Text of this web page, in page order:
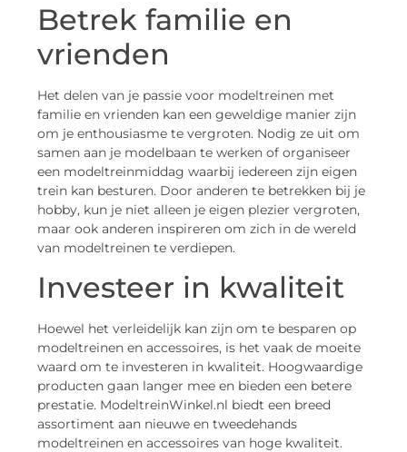
Betrek familie en
vrienden
Het delen van je passie voor modeltreinen met
familie en vrienden kan een geweldige manier zijn
om je enthousiasme te vergroten. Nodig ze uit om
samen aan je modelbaan te werken of organiseer
een modeltreinmiddag waarbij iedereen zijn eigen
trein kan besturen. Door anderen te betrekken bij je
hobby, kun je niet alleen je eigen plezier vergroten,
maar ook anderen inspireren om zich in de wereld
van modeltreinen te verdiepen.
Investeer in kwaliteit
Hoewel het verleidelijk kan zijn om te besparen op
modeltreinen en accessoires, is het vaak de moeite
waard om te investeren in kwaliteit. Hoogwaardige
producten gaan langer mee en bieden een betere
prestatie. ModeltreinWinkel.nl biedt een breed
assortiment aan nieuwe en tweedehands
modeltreinen en accessoires van hoge kwaliteit.